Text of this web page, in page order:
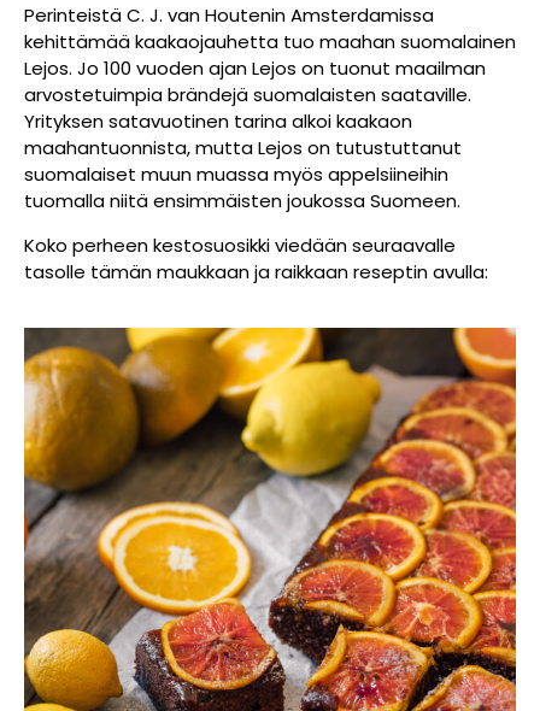
Perinteistä C. J. van Houtenin Amsterdamissa
kehittämää kaakaojauhetta tuo maahan suomalainen
Lejos. Jo 100 vuoden ajan Lejos on tuonut maailman
arvostetuimpia brändejä suomalaisten saataville.
Yrityksen satavuotinen tarina alkoi kaakaon
maahantuonnista, mutta Lejos on tutustuttanut
suomalaiset muun muassa myös appelsiineihin
tuomalla niitä ensimmäisten joukossa Suomeen.
Koko perheen kestosuosikki viedään seuraavalle
tasolle tämän maukkaan ja raikkaan reseptin avulla: